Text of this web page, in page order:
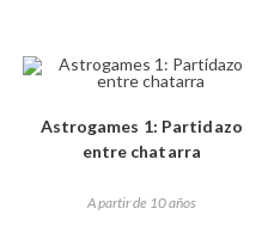
Astrogames 1: Partidazo
entre chatarra
A partir de 10 años